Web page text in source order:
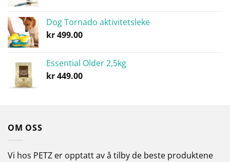
kr 1,099.00
Dog Tornado aktivitetsleke
kr499.00
Essential Older 2,5kg
kr449.00
OM OSS
Vi hos PETZ er opptatt av å tilby de beste produktene